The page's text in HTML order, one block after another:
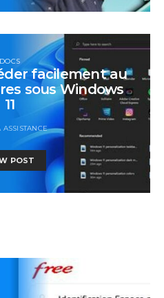
DOCS
facilement au
sous Windows
11
POST